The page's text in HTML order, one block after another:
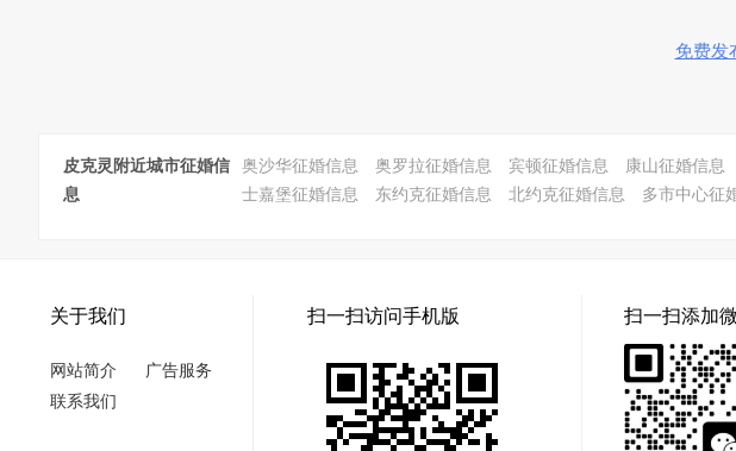
免费发
皮克灵附近城市征婚信
息
奥沙华征婚信息 奥罗拉征婚信息 宾顿征婚信息 康山征婚信息
士嘉堡征婚信息
东约克征婚信息 北约克征婚信息 多市中心征
关于我们
网站简介
广告服务
联系我们
扫一扫访问手机版 扫一扫添加